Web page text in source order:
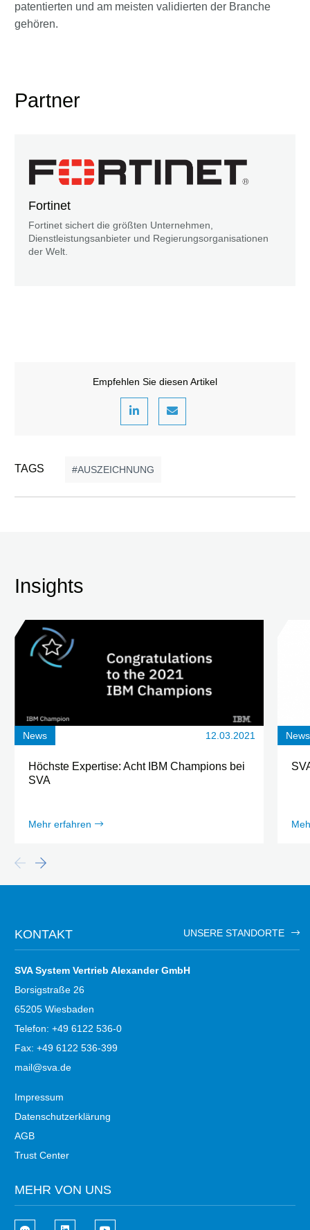
patentierten und am meisten validierten der Branche
gehören.
Partner
Fortinet
Fortinet sichert die größten Unternehmen,
Dienstleistungsanbieter und Regierungsorganisationen
der Welt.
Empfehlen Sie diesen Artikel
TAGS AUSZEICHNUNG
Insights
News 12.03.2021
Höchste Expertise: Acht IBM Champions bei
SVA
Mehr erfahren
News
KONTAKT UNSERE STANDORTE
SVA System Vertrieb Alexander GmbH
Borsigstraße 26
65205 Wiesbaden
Telefon: +49 6122 536-0
Fax: +49 6122 536-399
mail@sva.de
Impressum
Datenschutzerklärung
AGB
Trust Center
MEHR VON UNS